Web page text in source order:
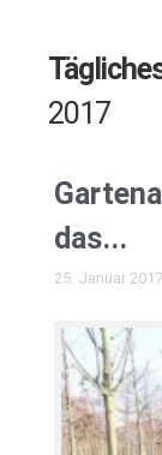
2017
das...
25. Januar 2017